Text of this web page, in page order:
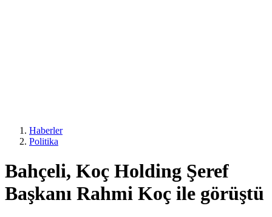
Haberler
Politika
Bahçeli, Koç Holding Şeref
Başkanı Rahmi Koç ile görüştü